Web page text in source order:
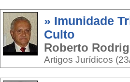
» Imunidade
Culto
Roberto
Artigos Jurídicos